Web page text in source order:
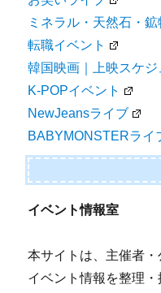
ミネラル・天然石・鉱
転職イベント
韓国映画｜上映スケジ
K-POPイベント
NewJeansライブ
BABYMONSTERライ
イベント情報室
本サイトは、主催者
イベント情報を整理・